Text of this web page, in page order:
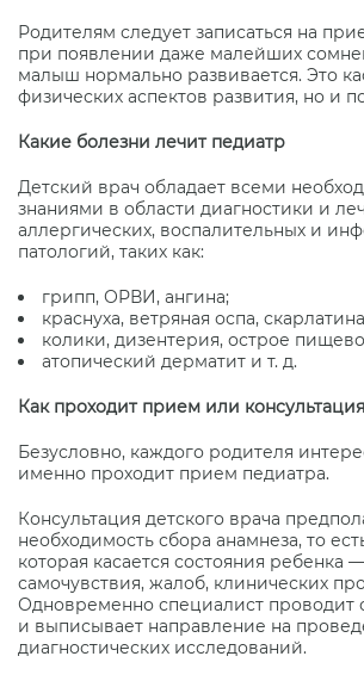
Родителям следует записаться на
при появлении даже малейших
малыш нормально развивается. Это
физических аспектов развития, но и
Какие болезни лечит педиатр
Детский врач обладает всеми
знаниями в области диагностики и
аллергических, воспалительных и
патологий, таких как:
грипп, ОРВИ, ангина;
краснуха, ветряная оспа,
колики, дизентерия, острое
атопический дерматит и т. д.
Как проходит прием или
Безусловно, каждого родителя
именно проходит прием педиатра.
Консультация детского врача
необходимость сбора анамнеза, то
которая касается состояния ребенка
самочувствия, жалоб, клинических
Одновременно специалист проводит
и выписывает направление на
диагностических исследований.